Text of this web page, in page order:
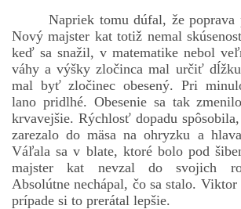
Napriek tomu dúfal, že poprava
Nový majster kat totiž nemal
keď sa snažil, v matematike nebol
váhy a výšky zločinca mal určiť
mal byť zločinec obesený. Pri
lano pridlhé. Obesenie sa tak
krvavejšie. Rýchlosť dopadu
zarezalo do mäsa na ohryzku a
Váľala sa v blate, ktoré bolo pod
majster kat nevzal do svojich
Absolútne nechápal, čo sa stalo.
prípade si to prerátal lepšie.